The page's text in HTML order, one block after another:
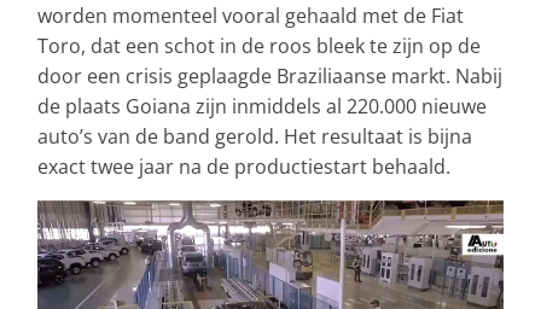
worden momenteel vooral gehaald met de Fiat
Toro, dat een schot in de roos bleek te zijn op de
door een crisis geplaagde Braziliaanse markt. Nabij
de plaats Goiana zijn inmiddels al 220.000 nieuwe
auto’s van de band gerold. Het resultaat is bijna
exact twee jaar na de productiestart behaald.